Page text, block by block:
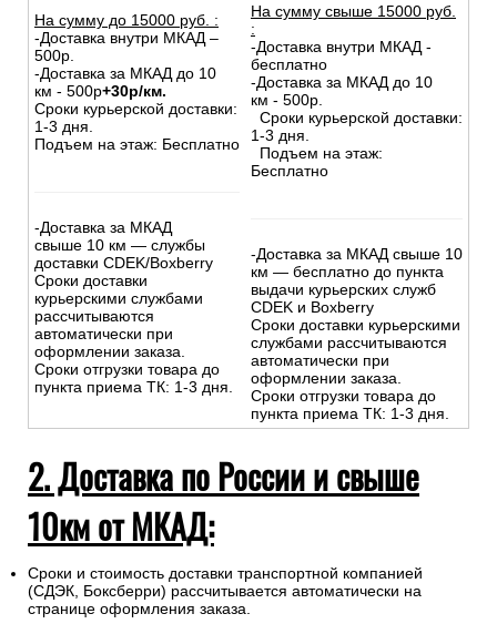
На сумму до 15000 руб. :
-Доставка внутри МКАД –
500р.
-Доставка за МКАД до 10
км - 500р+30р/км.
Сроки курьерской доставки:
1-3 дня.
Подъем на этаж: Бесплатно
-Доставка за МКАД
свыше 10 км — службы
доставки CDEK/Boxberry
Сроки доставки
курьерскими службами
рассчитываются
автоматически при
оформлении заказа.
Сроки отгрузки товара до
пункта приема ТК: 1-3 дня.
На сумму свыше 15000 руб.
:
-Доставка внутри МКАД -
бесплатно
-Доставка за МКАД до 10
км - 500р.
Сроки курьерской доставки:
1-3 дня.
Подъем на этаж:
Бесплатно
-Доставка за МКАД свыше 10
км — бесплатно до пункта
выдачи курьерских служб
CDEK и Boxberry
Сроки доставки курьерскими
службами рассчитываются
автоматически при
оформлении заказа.
Сроки отгрузки товара до
пункта приема ТК: 1-3 дня.
2. Доставка по России и свыше
10км от МКАД:
Сроки и стоимость доставки транспортной компанией
(СДЭК, Боксберри) рассчитывается автоматически на
странице оформления заказа.